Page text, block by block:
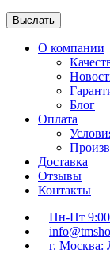
О компании
Блог
Оплата
Доставка
Отзывы
Контакты
Пн-Пт
г. Москва: